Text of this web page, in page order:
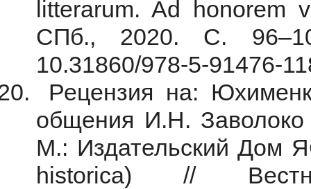
litterarum. Ad honorem
СПб., 2020. С.
10.31860/978-5-91476-
Рецензия на:
общения И.Н.
М.: Издательский Дом
historica) //